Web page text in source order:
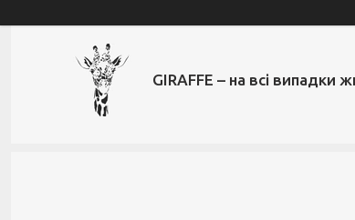
GIRAFFE – на всі випадки